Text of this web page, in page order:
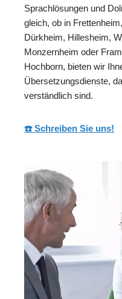
Sprachlösungen und
gleich, ob in
Dürkheim, Hillesheim,
Monzernheim oder
Hochborn, bieten wir
Übersetzungsdienste,
verständlich sind.
☎️ Schreiben Sie uns!